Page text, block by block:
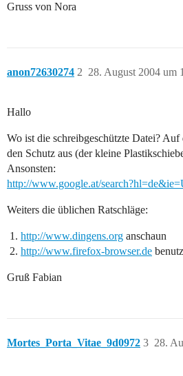
Gruss von Nora
anon72630274 28. August 2004 um
2
Hallo
Wo ist die schreibgeschützte Datei?
den Schutz aus (der kleine
Ansonsten:
http://www.google.at/
Weiters die üblichen Ratschläge:
http://www.dingens.org anschaun
http://www.firefox-browser.de
Gruß Fabian
Mortes_Porta_Vitae_9d0972 28.
3